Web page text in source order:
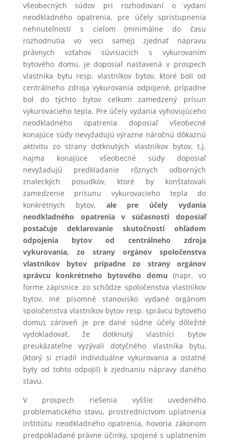
všeobecných súdov pri rozhodovaní o vydaní
neodkladného opatrenia, pre účely sprístupnenia
nehnuteľnosti s cieľom (minimálne do času
rozhodnutia vo veci samej) zjednať nápravu
právnych vzťahov súvisiacich s vykurovaním
bytového domu, je doposiaľ nastavená v prospech
vlastníka bytu resp. vlastníkov bytov, ktoré boli od
centrálneho zdroja vykurovania odpojené, prípadne
bol do týchto bytov celkom zamedzený prísun
vykurovacieho tepla. Pre účely vydania vyhovujúceho
neodkladného opatrenia doposiaľ všeobecné
konajúce súdy nevyžadujú výrazne náročnú dôkaznú
aktivitu zo strany dotknutých vlastníkov bytov, t.j.
najmä konajúce všeobecné súdy doposiaľ
nevyžadujú predkladanie rôznych odborných
znaleckých posudkov, ktoré by konštatovali
zamedzenie prísunu vykurovacieho tepla do
konkrétnych bytov, ale pre účely vydania
neodkladného opatrenia v súčasnosti doposiaľ
postačuje deklarovanie skutočností ohľadom
odpojenia bytov od centrálneho zdroja
vykurovania, zo strany orgánov spoločenstva
vlastníkov bytov prípadne zo strany orgánov
správcu konkrétneho bytového domu (napr. vo
forme zápisnice zo schôdze spoločenstva vlastníkov
bytov, iné písomné stanovisko vydané orgánom
spoločenstva vlastníkov bytov resp. správcu bytového
domu), zároveň je pre dané súdne účely dôležité
vydokladovať, že dotknutý vlastníci bytov
preukázateľne vyzývali dotyčného vlastníka bytu,
(ktorý si zriadil individuálne vykurovania a ostatné
byty od tohto odpojil) k zjednaniu nápravy daného
stavu.
V prospech riešenia vyššie uvedeného
problematického stavu, prostredníctvom uplatnenia
inštitútu neodkladného opatrenia, hovoria zákonom
predpokladané právne účinky, spojené s uplatnením